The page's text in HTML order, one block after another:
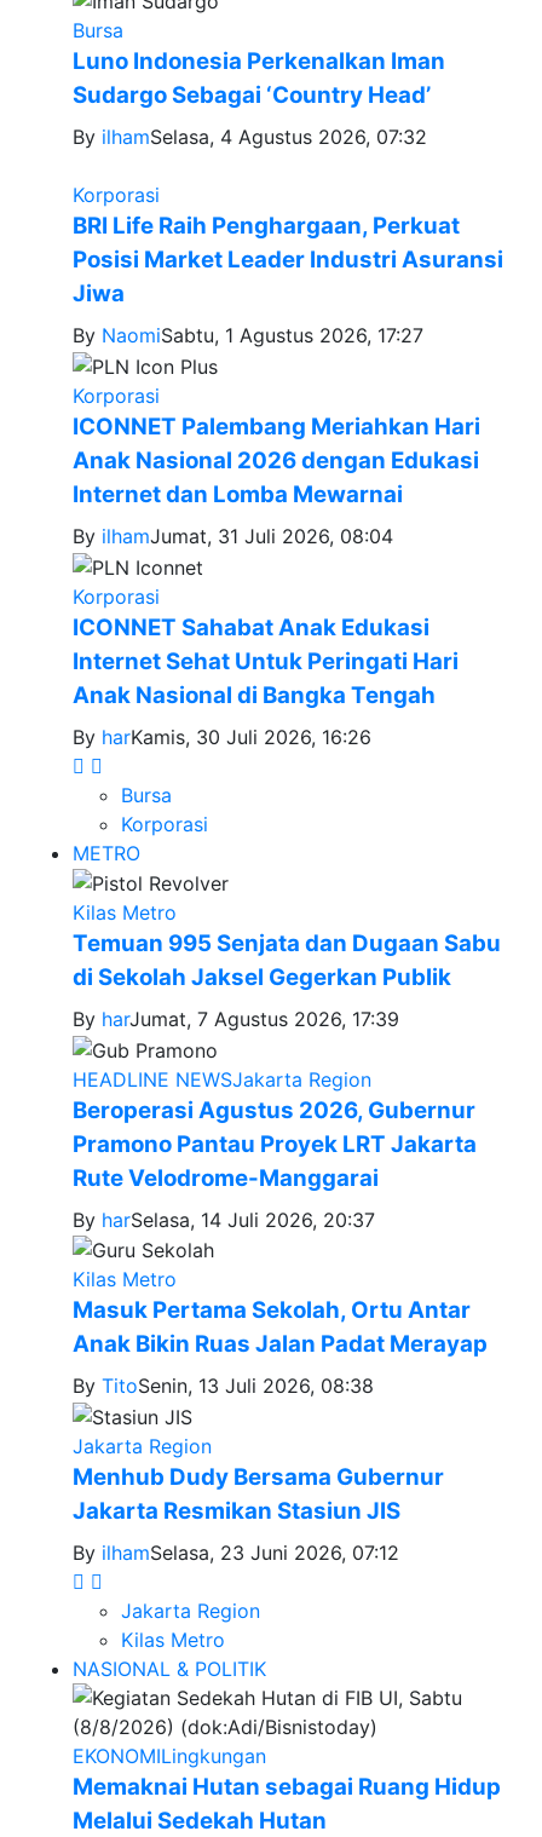
Bursa
Luno Indonesia Perkenalkan Iman
Sudargo Sebagai ‘Country Head’
By ilhamSelasa, 4 Agustus 2026, 07:32
Korporasi
BRI Life Raih Penghargaan, Perkuat
Posisi Market Leader Industri Asuransi
Jiwa
By NaomiSabtu, 1 Agustus 2026, 17:27
Korporasi
ICONNET Palembang Meriahkan Hari
Anak Nasional 2026 dengan Edukasi
Internet dan Lomba Mewarnai
By ilhamJumat, 31 Juli 2026, 08:04
Korporasi
ICONNET Sahabat Anak Edukasi
Internet Sehat Untuk Peringati Hari
Anak Nasional di Bangka Tengah
By harKamis, 30 Juli 2026, 16:26
Bursa
Korporasi
METRO
Kilas Metro
Temuan 995 Senjata dan Dugaan Sabu
di Sekolah Jaksel Gegerkan Publik
By harJumat, 7 Agustus 2026, 17:39
HEADLINE NEWSJakarta Region
Beroperasi Agustus 2026, Gubernur
Pramono Pantau Proyek LRT Jakarta
Rute Velodrome-Manggarai
By harSelasa, 14 Juli 2026, 20:37
Kilas Metro
Masuk Pertama Sekolah, Ortu Antar
Anak Bikin Ruas Jalan Padat Merayap
By TitoSenin, 13 Juli 2026, 08:38
Jakarta Region
Menhub Dudy Bersama Gubernur
Jakarta Resmikan Stasiun JIS
By ilhamSelasa, 23 Juni 2026, 07:12
Jakarta Region
Kilas Metro
NASIONAL & POLITIK
EKONOMILingkungan
Memaknai Hutan sebagai Ruang Hidup
Melalui Sedekah Hutan